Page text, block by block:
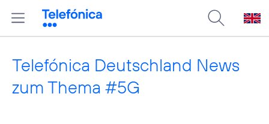
Telefónica Deutschland News
zum Thema #5G